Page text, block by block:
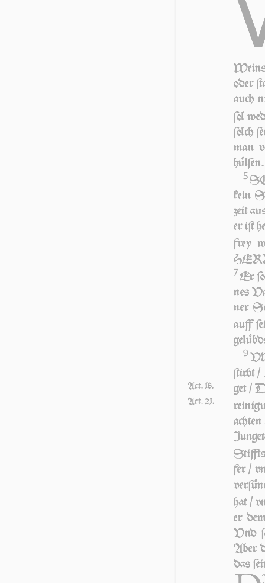
oder
auch
ſol
ſolch
man
hülſen.
5
kein
zeit
er iſt
frey
7Er
nes
ner
auff
Act. 18.
Act. 21.
9
ſtirbt /
get /
fer /
hat /
er
Vnd
Aber
das